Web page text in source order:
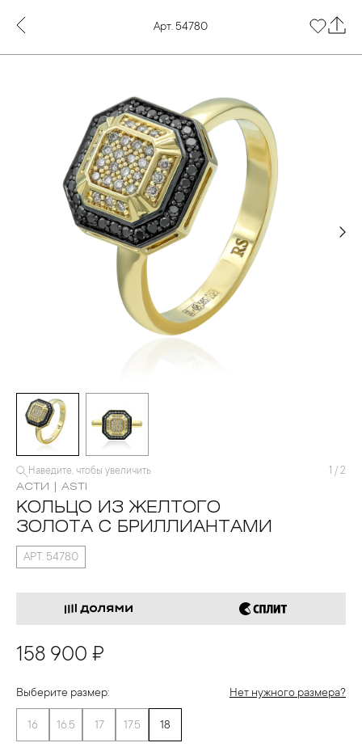
Арт. 54780
Наведите, чтобы увеличить 1 / 2
АСТИ | ASTI
КОЛЬЦО ИЗ ЖЕЛТОГО
ЗОЛОТА С БРИЛЛИАНТАМИ
АРТ. 54780
158 900 ₽
Выберите размер: Нет нужного размера?
16 16.5 17 17.5 18